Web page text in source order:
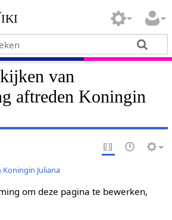
van
aftreden Koningin
Juliana
om deze pagina te bewerken,